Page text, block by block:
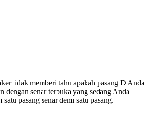
tidak memberi tahu apakah pasang D Anda
dengan senar terbuka yang sedang Anda
pasang senar demi satu pasang.